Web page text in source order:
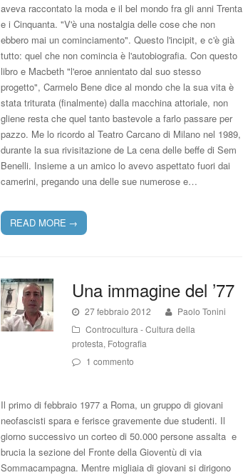
aveva raccontato la moda e il bel mondo fra gli anni Trenta
e i Cinquanta. "V'è una nostalgia delle cose che non
ebbero mai un cominciamento". Questo l'incipit, e c'è già
tutto: quel che non comincia è l'autobiografia. Con questo
libro e Macbeth "l'eroe annientato dal suo stesso
progetto", Carmelo Bene dice al mondo che la sua vita è
stata triturata (finalmente) dalla macchina attoriale, non
gliene resta che quel tanto bastevole a farlo passare per
pazzo. Me lo ricordo al Teatro Carcano di Milano nel 1989,
durante la sua rivisitazione de La cena delle beffe di Sem
Benelli. Insieme a un amico lo avevo aspettato fuori dai
camerini, pregando una delle sue numerose e…
READ MORE →
Una immagine del ’77
27 febbraio 2012
Paolo Tonini
Controcultura - Cultura della
protesta, Fotografia
1 commento
Il primo di febbraio 1977 a Roma, un gruppo di giovani
neofascisti spara e ferisce gravemente due studenti. Il
giorno successivo un corteo di 50.000 persone assalta e
brucia la sezione del Fronte della Gioventù di via
Sommacampagna. Mentre migliaia di giovani si dirigono